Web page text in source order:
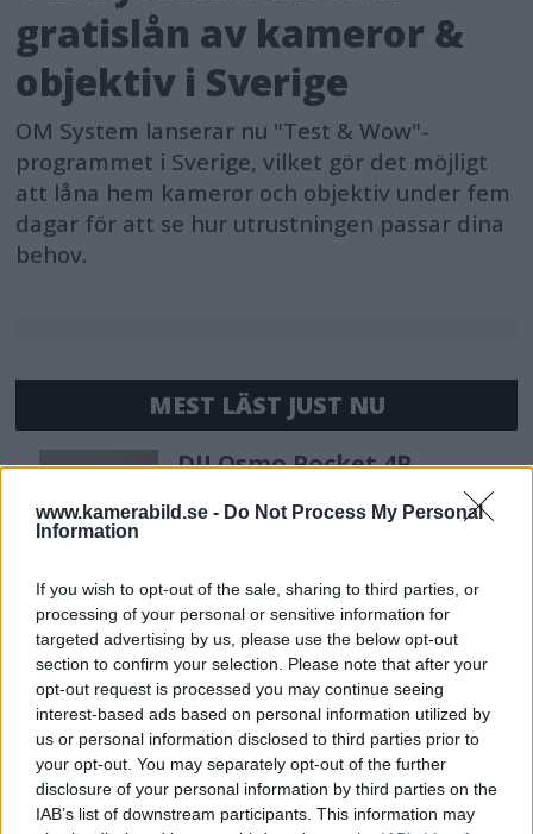
www.kamerabild.se - Do Not Process My Personal
Information
If you wish to opt-out of the sale, sharing to third parties, or
processing of your personal or sensitive information for
targeted advertising by us, please use the below opt-out
section to confirm your selection. Please note that after your
opt-out request is processed you may continue seeing
interest-based ads based on personal information utilized by
us or personal information disclosed to third parties prior to
your opt-out. You may separately opt-out of the further
disclosure of your personal information by third parties on the
IAB’s list of downstream participants. This information may
gratislån av kameror &
objektiv i Sverige
OM System lanserar nu "Test & Wow"-
programmet i Sverige, vilket gör det möjligt
att låna hem kameror och objektiv under fem
dagar för att se hur utrustningen passar dina
behov.
MEST LÄST JUST NU
DJI Osmo Pocket 4P
släppt – får 10-bitars D-
Log 2 & 3x optisk zoom
Sony lägger bud på
Tamron – kan vara värt
12 miljarder kronor
OM System lanserar
gratislån av kameror &
objektiv i Sverige